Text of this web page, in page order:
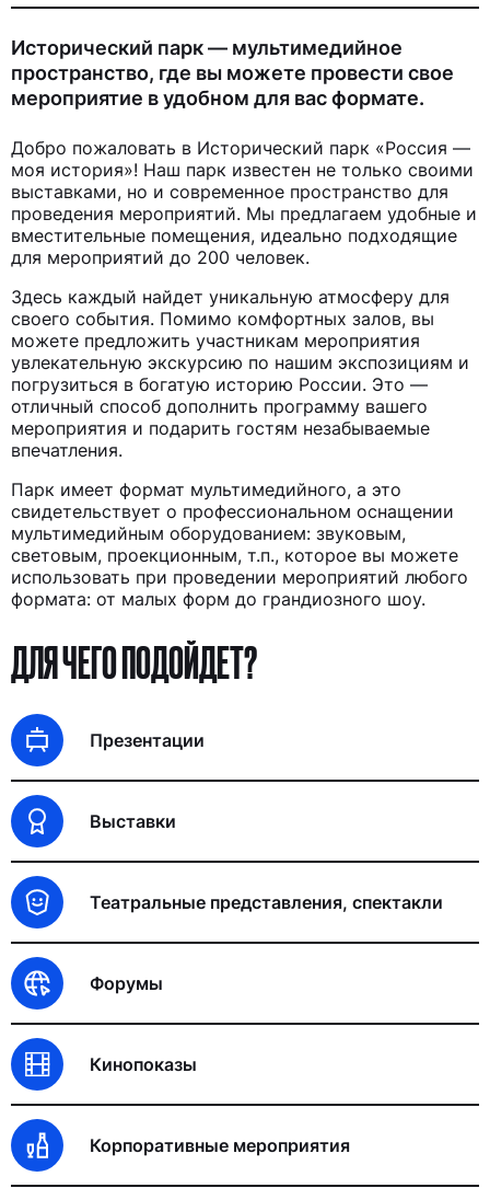
Исторический парк — мультимедийное
пространство, где вы можете провести свое
мероприятие в удобном для вас формате.
Добро пожаловать в Исторический парк «Россия —
моя история»! Наш парк известен не только своими
выставками, но и современное пространство для
проведения мероприятий. Мы предлагаем удобные и
вместительные помещения, идеально подходящие
для мероприятий до 200 человек.
Здесь каждый найдет уникальную атмосферу для
своего события. Помимо комфортных залов, вы
можете предложить участникам мероприятия
увлекательную экскурсию по нашим экспозициям и
погрузиться в богатую историю России. Это —
отличный способ дополнить программу вашего
мероприятия и подарить гостям незабываемые
впечатления.
Парк имеет формат мультимедийного, а это
свидетельствует о профессиональном оснащении
мультимедийным оборудованием: звуковым,
световым, проекционным, т.п., которое вы можете
использовать при проведении мероприятий любого
формата: от малых форм до грандиозного шоу.
ДЛЯ ЧЕГО ПОДОЙДЕТ?
Презентации
Выставки
Театральные представления, спектакли
Форумы
Кинопоказы
Корпоративные мероприятия